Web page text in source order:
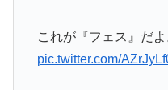
これが『フェス』だよ
pic.twitter.com/